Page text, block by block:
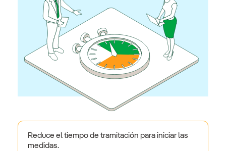
Reduce el tiempo de tramitación para iniciar las
medidas.